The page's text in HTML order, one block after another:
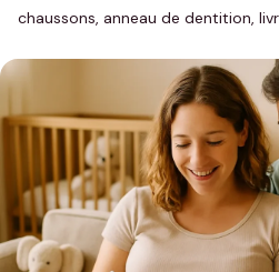
chaussons, anneau de dentition,